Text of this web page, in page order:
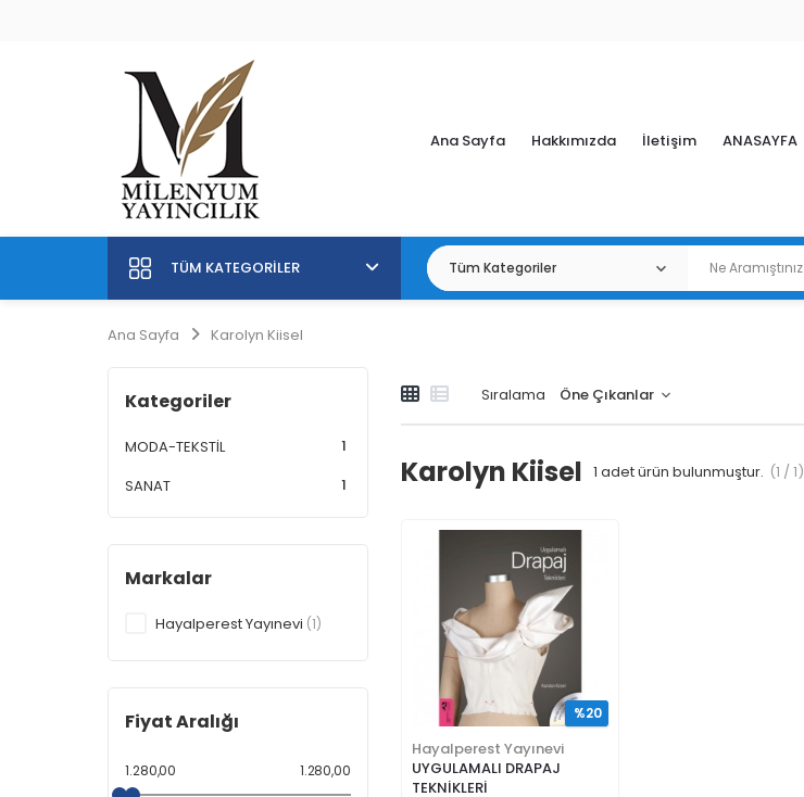
Ana Sayfa Hakkımızda İletişim ANASAYFA
TÜM KATEGORILER
Ana Sayfa Karolyn Kiisel
Sıralama
Karolyn Kiisel 1 adet ürün bulunmuştur. (1 / 1)
Hayalperest Yayınevi
UYGULAMALI DRAPAJ
TEKNİKLERİ
%20
Kategoriler
MODA-TEKSTİL 1
SANAT 1
Markalar
Hayalperest Yayınevi (1)
Fiyat Aralığı
1.280,00 1.280,00